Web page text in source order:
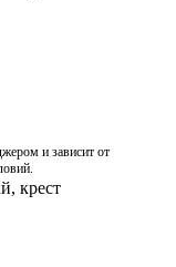
и зависит от
крест